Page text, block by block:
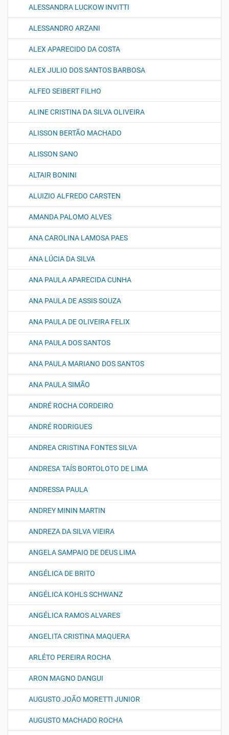
ALESSANDRA LUCKOW INVITTI
ALESSANDRO ARZANI
ALEX APARECIDO DA COSTA
ALEX JULIO DOS SANTOS BARBOSA
ALFEO SEIBERT FILHO
ALINE CRISTINA DA SILVA OLIVEIRA
ALISSON BERTÃO MACHADO
ALISSON SANO
ALTAIR BONINI
ALUIZIO ALFREDO CARSTEN
AMANDA PALOMO ALVES
ANA CAROLINA LAMOSA PAES
ANA LÚCIA DA SILVA
ANA PAULA APARECIDA CUNHA
ANA PAULA DE ASSIS SOUZA
ANA PAULA DE OLIVEIRA FELIX
ANA PAULA DOS SANTOS
ANA PAULA MARIANO DOS SANTOS
ANA PAULA SIMÃO
ANDRÉ ROCHA CORDEIRO
ANDRÉ RODRIGUES
ANDREA CRISTINA FONTES SILVA
ANDRESA TAÍS BORTOLOTO DE LIMA
ANDRESSA PAULA
ANDREY MININ MARTIN
ANDREZA DA SILVA VIEIRA
ANGELA SAMPAIO DE DEUS LIMA
ANGÉLICA DE BRITO
ANGÉLICA KOHLS SCHWANZ
ANGÉLICA RAMOS ALVARES
ANGELITA CRISTINA MAQUERA
ARLÉTO PEREIRA ROCHA
ARON MAGNO DANGUI
AUGUSTO JOÃO MORETTI JUNIOR
AUGUSTO MACHADO ROCHA